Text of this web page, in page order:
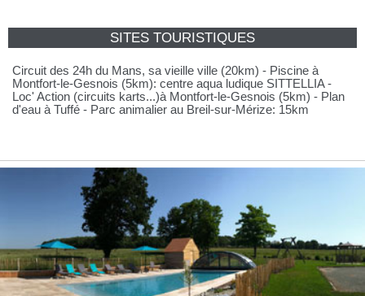
SITES TOURISTIQUES
Circuit des 24h du Mans, sa vieille ville (20km) - Piscine à
Montfort-le-Gesnois (5km): centre aqua ludique SITTELLIA -
Loc' Action (circuits karts...)à Montfort-le-Gesnois (5km) - Plan
d'eau à Tuffé - Parc animalier au Breil-sur-Mérize: 15km